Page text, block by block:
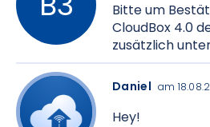
Bitte um
CloudBox 4.0
zusätzlich
Daniel am
Hey!